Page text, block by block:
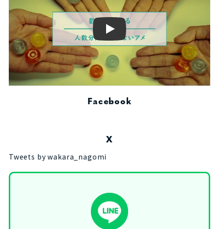
Play
Facebook
X
Tweets by wakara_nagomi